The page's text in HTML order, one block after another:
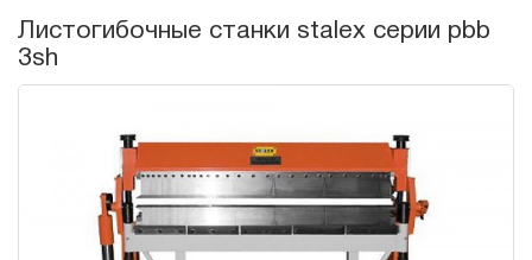
Листогибочные станки stalex серии pbb
3sh